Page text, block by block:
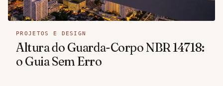
PROJETOS E DESIGN
Altura do Guarda-Corpo NBR 14718:
o Guia Sem Erro